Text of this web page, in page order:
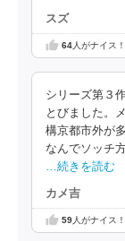
スズ
64人がナイス
シリーズ第３
とびました。
構京都市外が
なんでソッチ
…続きを読む
カメ吉
59人がナイス